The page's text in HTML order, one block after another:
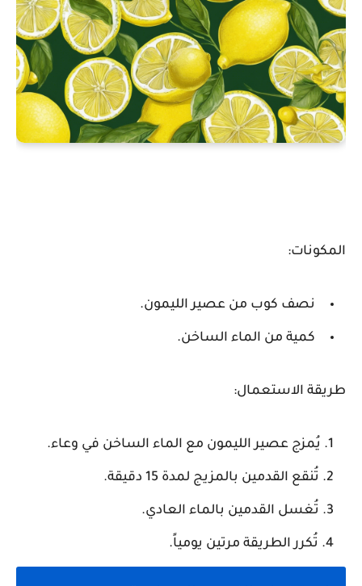
المكونات:
نصف كوب من عصير الليمون.
كمية من الماء الساخن.
طريقة الاستعمال:
يُمزج عصير الليمون مع الماء الساخن في وعاء.
تُنقع القدمين بالمزيج لمدة 15 دقيقة.
تُغسل القدمين بالماء العادي.
تُكرر الطريقة مرتين يومياً.